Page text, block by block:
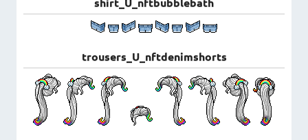
trousers_U_nftdenimshorts